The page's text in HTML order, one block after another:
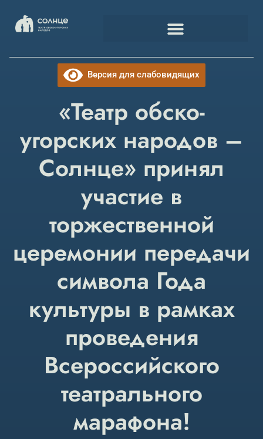
Версия для слабовидящих
«Театр обско-
угорских народов –
Солнце» принял
участие в
торжественной
церемонии передачи
символа Года
культуры в рамках
проведения
Всероссийского
театрального
марафона!